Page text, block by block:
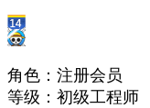
角色：注册会员
等级：初级工程师